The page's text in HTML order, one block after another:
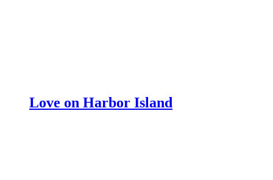
Love on Harbor Island